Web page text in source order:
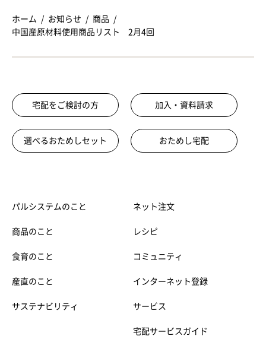
ホーム お知らせ
商品
中国産原材料使用商品リスト 2月4回
宅配をご検討の方 加入・資料請求
選べるおためしセット おためし宅配
パルシステムのこと
商品のこと
食育のこと
産直のこと
サステナビリティ
ネット注文
レシピ
コミュニティ
インターネット登録
サービス
宅配サービスガイド